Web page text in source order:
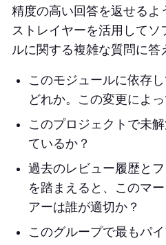
精度の高い回答を返せるよ
ストレイヤーを活用してソ
ルに関する複雑な質問に答
このモジュールに依存
どれか。この変更によ
このプロジェクトで未
ているか？
過去のレビュー履歴と
を踏まえると、このマ
アーは誰が適切か？
このグループで最もパ